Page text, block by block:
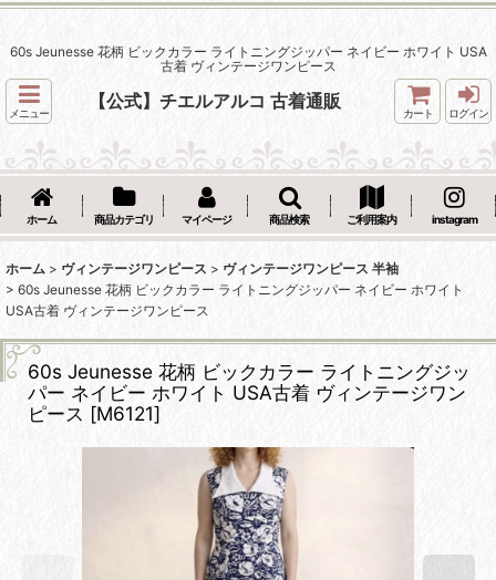
60s Jeunesse 花柄 ビックカラー ライトニングジッパー ネイビー ホワイト USA
古着 ヴィンテージワンピース
メニュー
【公式】チエルアルコ 古着通販
カート ログイン
ホーム 商品カテゴリ マイページ 商品検索 ご利用案内 instagram
ホーム > ヴィンテージワンピース > ヴィンテージワンピース 半袖
> 60s Jeunesse 花柄 ビックカラー ライトニングジッパー ネイビー ホワイト
USA古着 ヴィンテージワンピース
60s Jeunesse 花柄 ビックカラー ライトニングジッ
パー ネイビー ホワイト USA古着 ヴィンテージワン
ピース [M6121]